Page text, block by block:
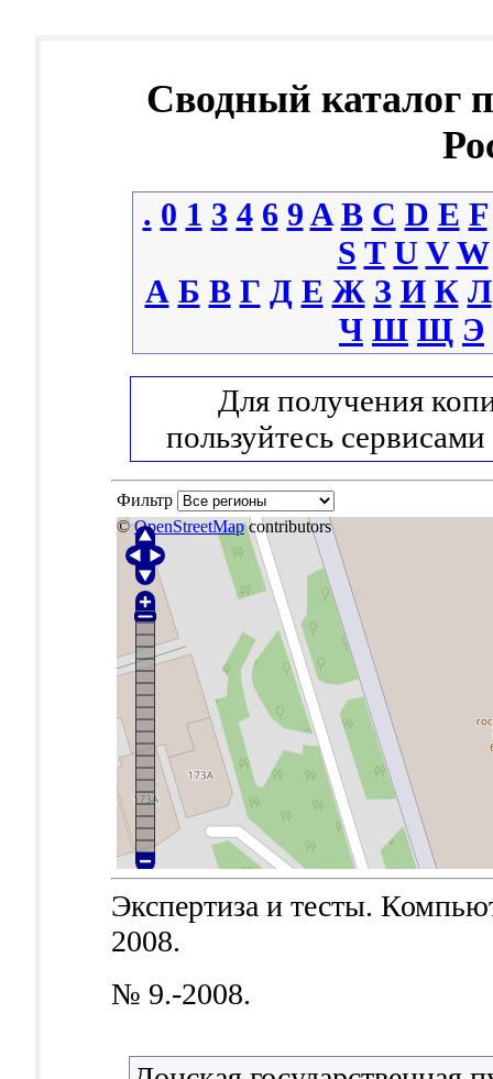
Сводный каталог
. 0 1 3 4 6 9 A B C D E F
S T U V W
А Б В Г Д Е Ж З И К Л
Ч Ш Щ Э
Для получения
пользуйтесь сервисами
Фильтр
©OpenStreetMapcontributors
Экспертиза и тесты.
2008.
№ 9.-2008.